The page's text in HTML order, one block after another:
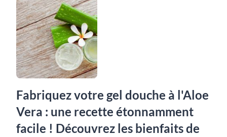
Fabriquez votre gel douche à l'Aloe
Vera : une recette étonnamment
facile ! Découvrez les bienfaits de